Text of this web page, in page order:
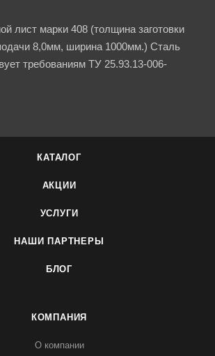
лист марки 408 (толщина заготовки
8,0мм, ширина 1000мм.) Сталь
требованиям ТУ 25.93.13-006-
КАТАЛОГ
АКЦИИ
УСЛУГИ
НАШИ ПАРТНЕРЫ
БЛОГ
КОМПАНИЯ
О компании